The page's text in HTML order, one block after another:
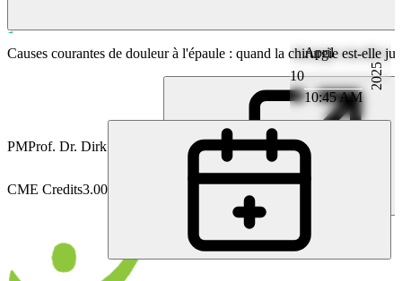
Orthopédie
10
April
10:45 AM
2025
CME Credits3.00
Causes courantes de douleur à l'épaule : quand la chirurgie est-elle
PMProf. Dr. Dirk Maier